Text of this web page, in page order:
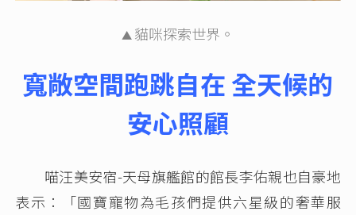
▲ 貓咪探索世界。
寬敞空間跑跳自在 全天候的
安心照顧
喵汪美安宿-天母旗艦館的館長李佑親也自豪地
表示：「國寶寵物為毛孩們提供六星級的奢華服